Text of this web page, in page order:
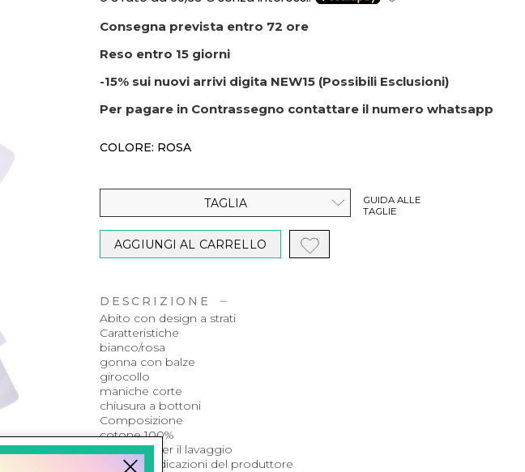
Consegna prevista entro 72 ore
Reso entro 15 giorni
-15% sui nuovi arrivi digita NEW15 (Possibili Esclusioni)
Per pagare in Contrassegno contattare il numero whatsapp
COLORE: ROSA
GUIDA ALLE
TAGLIE
TAGLIA
AGGIUNGI AL CARRELLO
DESCRIZIONE
Abito con design a strati
Caratteristiche
bianco/rosa
gonna con balze
girocollo
maniche corte
chiusura a bottoni
Composizione
cotone 100%
Istruzioni per il lavaggio
Leggi le indicazioni del produttore